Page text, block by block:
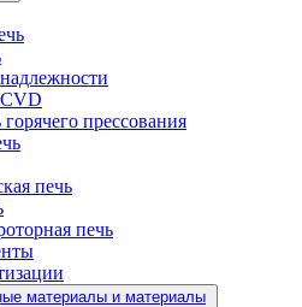
прессования
печь
печь
материалы и материалы